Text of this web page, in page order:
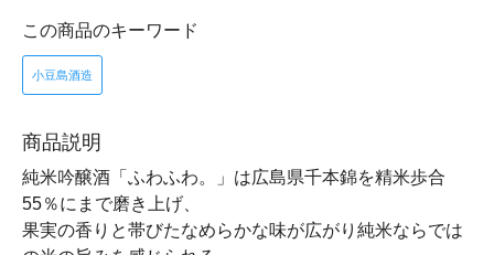
この商品のキーワード
小豆島酒造
商品説明
純米吟醸酒「ふわふわ。」は広島県千本錦を精米歩合
55％にまで磨き上げ、
果実の香りと帯びたなめらかな味が広がり純米ならでは